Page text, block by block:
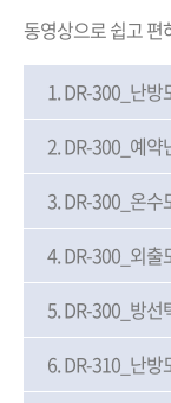
동영상으로 쉽고
1.DR-300_난방
2.DR-300_예약
3.DR-300_온수
4.DR-300_외출
5.DR-300_방선
6.DR-310_난방